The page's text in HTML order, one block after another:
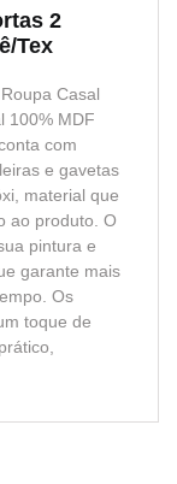
2
Tex
Casal
100% MDF
com
e gavetas
material que
ao produto. O
pintura e
garante mais
Os
toque de